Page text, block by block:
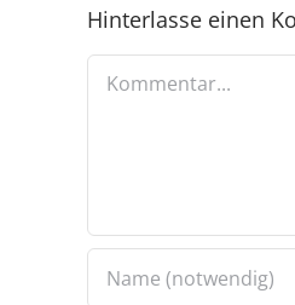
Hinterlasse einen
Kommentar